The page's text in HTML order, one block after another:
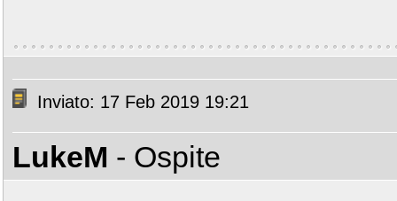
Inviato: 17 Feb 2019 19:21
LukeM - Ospite